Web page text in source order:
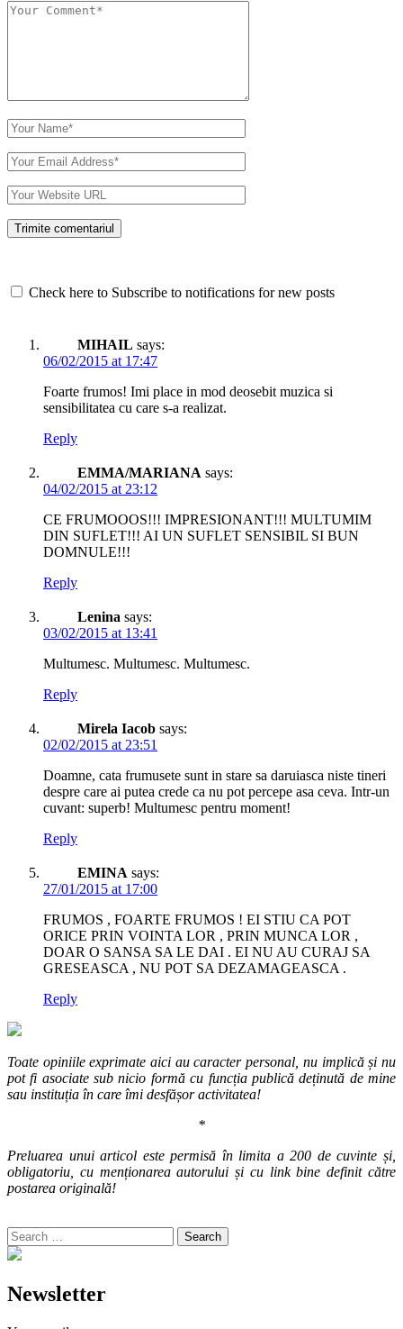
Check here to Subscribe to notifications for new posts
MIHAIL says:
06/02/2015 at 17:47
Foarte frumos! Imi place in mod deosebit muzica si
sensibilitatea cu care s-a realizat.
Reply
EMMA/MARIANA says:
04/02/2015 at 23:12
CE FRUMOOOS!!! IMPRESIONANT!!! MULTUMIM
DIN SUFLET!!! AI UN SUFLET SENSIBIL SI BUN
DOMNULE!!!
Reply
Lenina says:
03/02/2015 at 13:41
Multumesc. Multumesc. Multumesc.
Reply
Mirela Iacob says:
02/02/2015 at 23:51
Doamne, cata frumusete sunt in stare sa daruiasca niste tineri
despre care ai putea crede ca nu pot percepe asa ceva. Intr-un
cuvant: superb! Multumesc pentru moment!
Reply
EMINA says:
27/01/2015 at 17:00
FRUMOS , FOARTE FRUMOS ! EI STIU CA POT
ORICE PRIN VOINTA LOR , PRIN MUNCA LOR ,
DOAR O SANSA SA LE DAI . EI NU AU CURAJ SA
GRESEASCA , NU POT SA DEZAMAGEASCA .
Reply
Toate opiniile exprimate aici au caracter personal, nu implică și nu
pot fi asociate sub nicio formă cu funcția publică deținută de mine
sau instituția în care îmi desfășor activitatea!
*
Preluarea unui articol este permisă în limita a 200 de cuvinte și,
obligatoriu, cu menționarea autorului și cu link bine definit către
postarea originală!
Search
for:
Newsletter